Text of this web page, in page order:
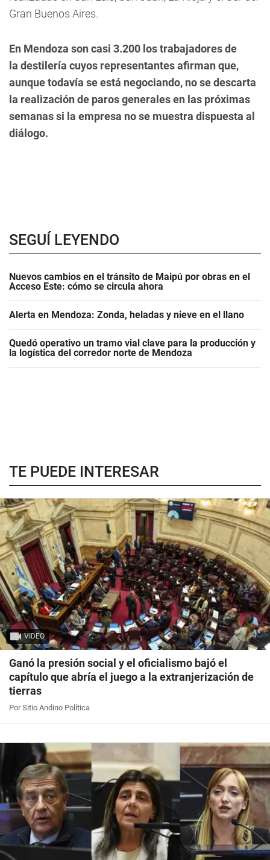
Gran Buenos Aires.
En Mendoza son casi 3.200 los trabajadores de
la destilería cuyos representantes afirman que,
aunque todavía se está negociando, no se descarta
la realización de paros generales en las próximas
semanas si la empresa no se muestra dispuesta al
diálogo.
SEGUÍ LEYENDO
Nuevos cambios en el tránsito de Maipú por obras en el
Acceso Este: cómo se circula ahora
Alerta en Mendoza: Zonda, heladas y nieve en el llano
Quedó operativo un tramo vial clave para la producción y
la logística del corredor norte de Mendoza
TE PUEDE INTERESAR
VIDEO
Ganó la presión social y el oficialismo bajó el
capítulo que abría el juego a la extranjerización de
tierras
Por Sitio Andino Política